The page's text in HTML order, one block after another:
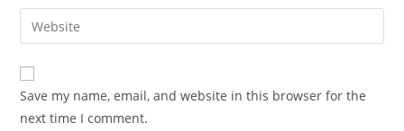
comment
email
address
comment
Enter
your
website
URL
(optional)
Save my name, email, and website in this browser for the
next time I comment.